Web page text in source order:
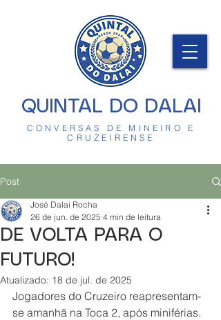
QUINTAL DO DALAI
CONVERSAS DE MINEIRO E
CRUZEIRENSE
Post
DE VOLTA PARA O
FUTURO!
José Dalai Rocha
26 de jun. de 2025 4 min de leitura
Atualizado: 18 de jul. de 2025
Jogadores do Cruzeiro reapresentam-
se amanhã na Toca 2, após miniférias.